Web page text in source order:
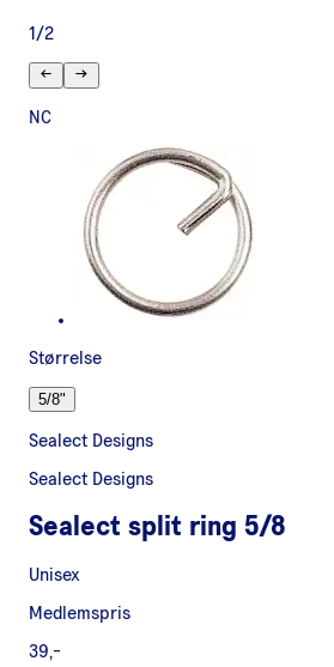
1 /2
NC
Størrelse
5/8"
Sealect Designs
Sealect Designs
Sealect split ring 5/8
Unisex
Medlemspris
39,-